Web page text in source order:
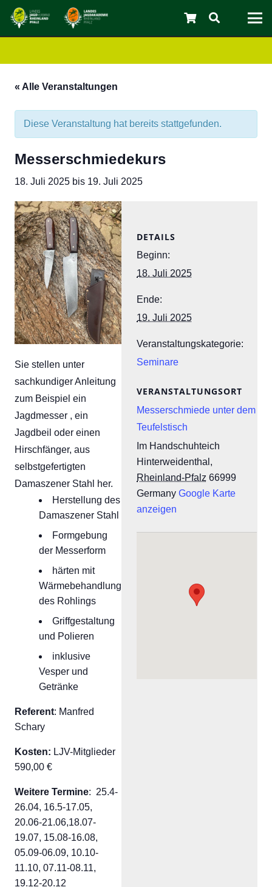
« Alle Veranstaltungen
Diese Veranstaltung hat bereits stattgefunden.
Messerschmiedekurs
18. Juli 2025 bis 19. Juli 2025
Sie stellen unter
sachkundiger Anleitung
zum Beispiel ein
Jagdmesser , ein
Jagdbeil oder einen
Hirschfänger, aus
selbstgefertigten
Damaszener Stahl her.
Herstellung des
Damaszener Stahl
Formgebung
der Messerform
härten mit
Wärmebehandlung
des Rohlings
Griffgestaltung
und Polieren
inklusive
Vesper und
Getränke
Referent: Manfred
Schary
Kosten: LJV-Mitglieder
590,00 €
Weitere Termine: 25.4-
26.04, 16.5-17.05,
20.06-21.06,18.07-
19.07, 15.08-16.08,
05.09-06.09, 10.10-
11.10, 07.11-08.11,
19.12-20.12
DETAILS
Beginn:
18. Juli 2025
Ende:
19. Juli 2025
Veranstaltungskategorie:
Seminare
VERANSTALTUNGSORT
Messerschmiede unter dem
Teufelstisch
Im Handschuhteich
Hinterweidenthal ,
Rheinland-Pfalz 66999
Germany Google Karte
anzeigen